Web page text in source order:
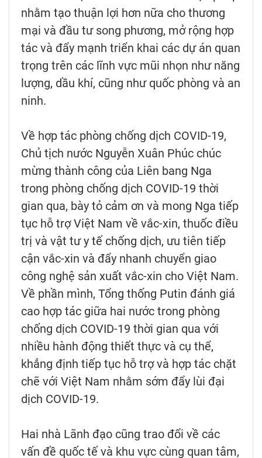
nhằm tạo thuận lợi hơn nữa cho thương
mại và đầu tư song phương, mở rộng hợp
tác và đẩy mạnh triển khai các dự án quan
trọng trên các lĩnh vực mũi nhọn như năng
lượng, dầu khí, cũng như quốc phòng và an
ninh.
Về hợp tác phòng chống dịch COVID-19,
Chủ tịch nước Nguyễn Xuân Phúc chúc
mừng thành công của Liên bang Nga
trong phòng chống dịch COVID-19 thời
gian qua, bày tỏ cảm ơn và mong Nga tiếp
tục hỗ trợ Việt Nam về vắc-xin, thuốc điều
trị và vật tư y tế chống dịch, ưu tiên tiếp
cận vắc-xin và đẩy nhanh chuyển giao
công nghệ sản xuất vắc-xin cho Việt Nam.
Về phần mình, Tổng thống Putin đánh giá
cao hợp tác giữa hai nước trong phòng
chống dịch COVID-19 thời gian qua với
nhiều hành động thiết thực và cụ thể,
khẳng định tiếp tục hỗ trợ và hợp tác chặt
chẽ với Việt Nam nhằm sớm đẩy lùi đại
dịch COVID-19.
Hai nhà Lãnh đạo cũng trao đổi về các
vấn đề quốc tế và khu vực cùng quan tâm,